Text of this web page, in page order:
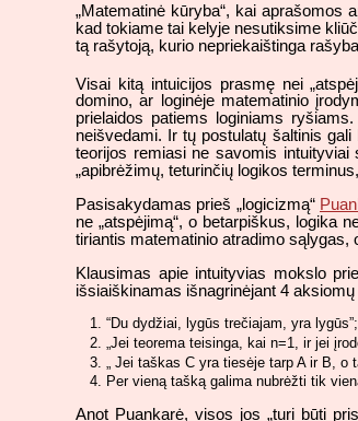
„Matematinė kūryba“, kai aprašomos
kad tokiame tai kelyje nesutiksime
tą rašytoją, kurio nepriekaištinga
Visai kitą intuicijos prasmę nei
domino, ar loginėje matematinio
prielaidos patiems loginiams
neišvedami. Ir tų postulatų šaltinis
teorijos remiasi ne savomis
„apibrėžimų, teturinčių logikos
Pasisakydamas prieš „logicizmą“
ne „atspėjimą“, o betarpiškus, logika
tiriantis matematinio atradimo sąlygas,
Klausimas apie intuityvias mokslo
išsiaiškinamas išnagrinėjant 4
“Du dydžiai, lygūs trečiajam, yra lygūs”;
„Jei teorema teisinga, kai n=1, ir jei
„ Jei taškas C yra tiesėje tarp A ir B,
Per vieną tašką galima nubrėžti tik
Anot Puankarė, visos jos „turi būti